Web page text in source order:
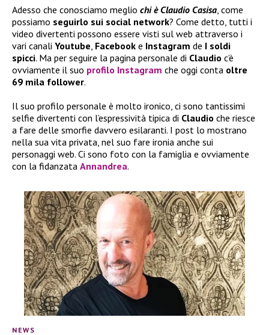
Adesso che conosciamo meglio chi è Claudio Casisa , come
possiamo seguirlo sui social network? Come detto, tutti i
video divertenti possono essere visti sul web attraverso i
vari canali Youtube Facebook e Instagram de I soldi
spicci. Ma per seguire la pagina personale di Claudio c’è
ovviamente il suo profilo Instagram che oggi conta oltre
69 mila follower.
Il suo profilo personale è molto ironico, ci sono tantissimi
selfie divertenti con l’espressività tipica di Claudio che riesce
a fare delle smorfie davvero esilaranti. I post lo mostrano
nella sua vita privata, nel suo fare ironia anche sui
personaggi web. Ci sono foto con la famiglia e ovviamente
con la fidanzata Annandrea.
NEWS